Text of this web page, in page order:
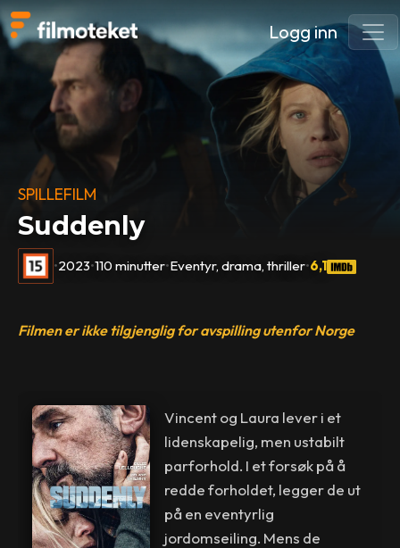
Logg inn
SPILLEFILM
Suddenly
•2023•110 minutter•Eventyr, drama, thriller•6,1
Filmen er ikke tilgjenglig for avspilling utenfor Norge
Vincent og Laura lever i et
lidenskapelig, men ustabilt
parforhold. I et forsøk på å
redde forholdet, legger de ut
på en eventyrlig
jordomseiling. Mens de